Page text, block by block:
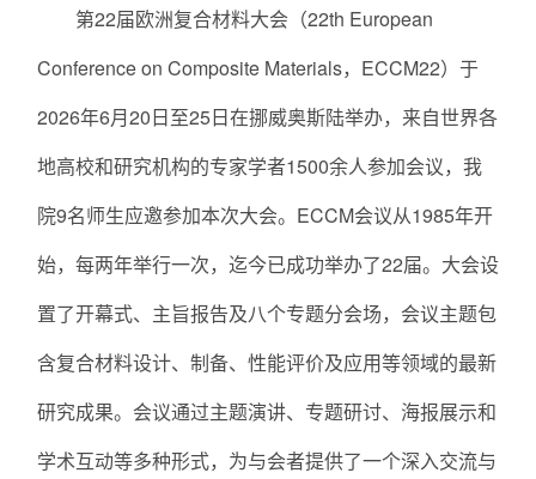
第22届欧洲复合材料大会（22th European
Conference on Composite Materials，ECCM22）于
2026年6月20日至25日在挪威奥斯陆举办，来自世界各
地高校和研究机构的专家学者1500余人参加会议，我
院9名师生应邀参加本次大会。ECCM会议从1985年开
始，每两年举行一次，迄今已成功举办了22届。大会设
置了开幕式、主旨报告及八个专题分会场，会议主题包
含复合材料设计、制备、性能评价及应用等领域的最新
研究成果。会议通过主题演讲、专题研讨、海报展示和
学术互动等多种形式，为与会者提供了一个深入交流与